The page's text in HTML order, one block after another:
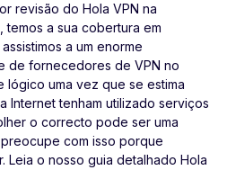
revisão do Hola VPN na
temos a sua cobertura em
a um enorme
de fornecedores de VPN no
lógico uma vez que se estima
Internet tenham utilizado serviços
o correcto pode ser uma
com isso porque
Leia o nosso guia detalhado Hola